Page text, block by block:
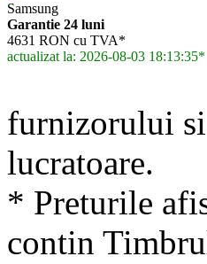
Samsung
Garantie 24 luni
4631 RON cu TVA*
actualizat la: 2026-08-03 18:13:35*
furnizorului si
lucratoare.
* Preturile
contin